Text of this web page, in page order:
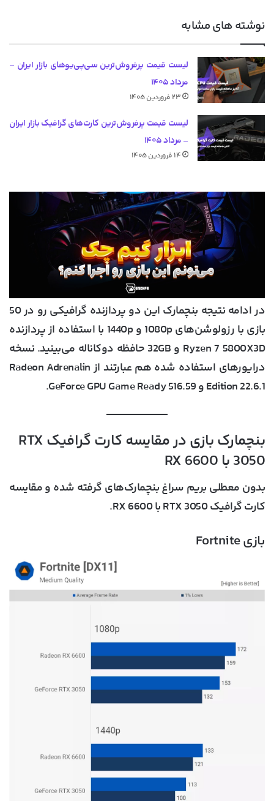
نوشته های مشابه
لیست قیمت پرفروش‌ترین سی‌پی‌یوهای بازار ایران –
مرداد ۱۴۰۵
۲۳ فروردین ۱۴۰۵
لیست قیمت پرفروش‌ترین کارت‌های گرافیک بازار ایران
– مرداد ۱۴۰۵
۱۴ فروردین ۱۴۰۵
در ادامه نتیجه بنچمارک این دو پردازنده گرافیکی رو در 50
بازی با رزولوشن‌های 1080p و 1440p با استفاده از پردازنده
Ryzen 7 5800X3D و 32GB حافظه دوکاناله می‌بینید. نسخه
درایورهای استفاده شده هم عبارتند از Radeon Adrenalin
Edition 22.6.1 و GeForce GPU Game Ready 516.59.
بنچمارک بازی در مقایسه کارت گرافیک RTX
3050 با RX 6600
بدون معطلی بریم سراغ بنچمارک‌های گرفته شده و مقایسه
کارت گرافیک RTX 3050 با RX 6600.
بازی Fortnite